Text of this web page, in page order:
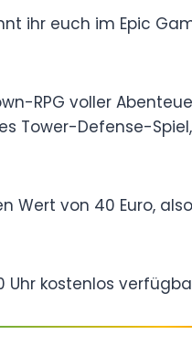
ihr euch im Epic
RPG voller
Tower-Defense-
Wert von 40 Euro,
Uhr kostenlos